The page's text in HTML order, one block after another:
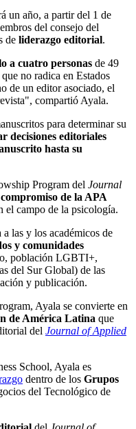
un año, a partir del 1 de
del consejo del
de liderazgo editorial.
a cuatro personas de 49
no radica en Estados
de un editor asociado, el
compartió Ayala.
para determinar su
decisiones editoriales
hasta su
Program del Journal
compromiso de la APA
el campo de la psicología.
las y los académicos de
y comunidades
población LGBTI+,
del Sur Global) de las
y publicación.
Ayala se convierte en
de América Latina que
del Journal of Applied
School, Ayala es
dentro de los Grupos
del Tecnológico de